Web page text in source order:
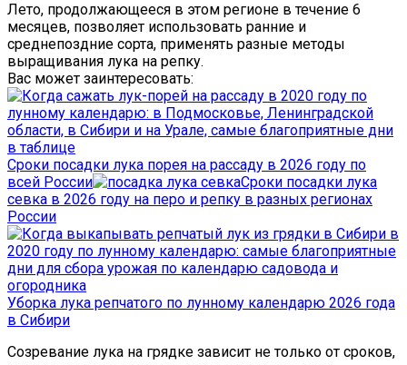
Лето, продолжающееся в этом регионе в течение 6
месяцев, позволяет использовать ранние и
среднепоздние сорта, применять разные методы
выращивания лука на репку.
Вас может заинтересовать:
Сроки посадки лука порея на рассаду в 2026 году по
всей России
Сроки посадки лука
севка в 2026 году на перо и репку в разных регионах
России
Уборка лука репчатого по лунному календарю 2026 года
в Сибири
Созревание лука на грядке зависит не только от сроков,